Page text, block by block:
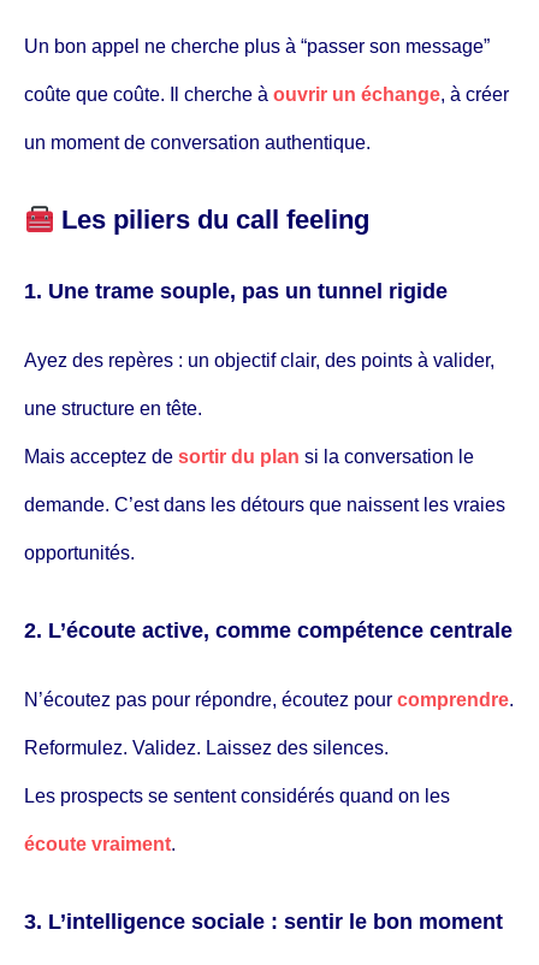
Un bon appel ne cherche plus à “passer son message”
coûte que coûte. Il cherche à ouvrir un échange, à créer
un moment de conversation authentique.
Les piliers du call feeling
1. Une trame souple, pas un tunnel rigide
Ayez des repères : un objectif clair, des points à valider,
une structure en tête.
Mais acceptez de sortir du plan si la conversation le
demande. C’est dans les détours que naissent les vraies
opportunités.
2. L’écoute active, comme compétence centrale
N’écoutez pas pour répondre, écoutez pour comprendre.
Reformulez. Validez. Laissez des silences.
Les prospects se sentent considérés quand on les
écoute vraiment.
3. L’intelligence sociale : sentir le bon moment